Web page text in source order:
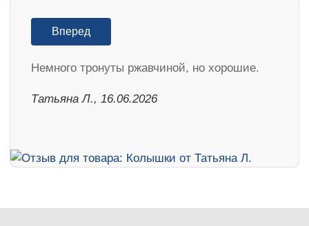
Вперед
Немного тронуты ржавчиной, но хорошие.
Татьяна Л., 16.06.2026